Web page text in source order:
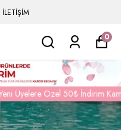
İLETİŞİM
0
Yararlanmak İçin